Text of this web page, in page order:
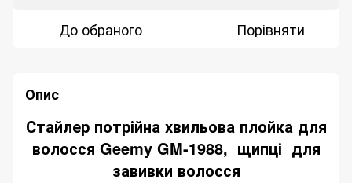
До обраного Порівняти
Опис
Стайлер потрійна хвильова плойка для
волосся Geemy GM-1988, щипці для
завивки волосся